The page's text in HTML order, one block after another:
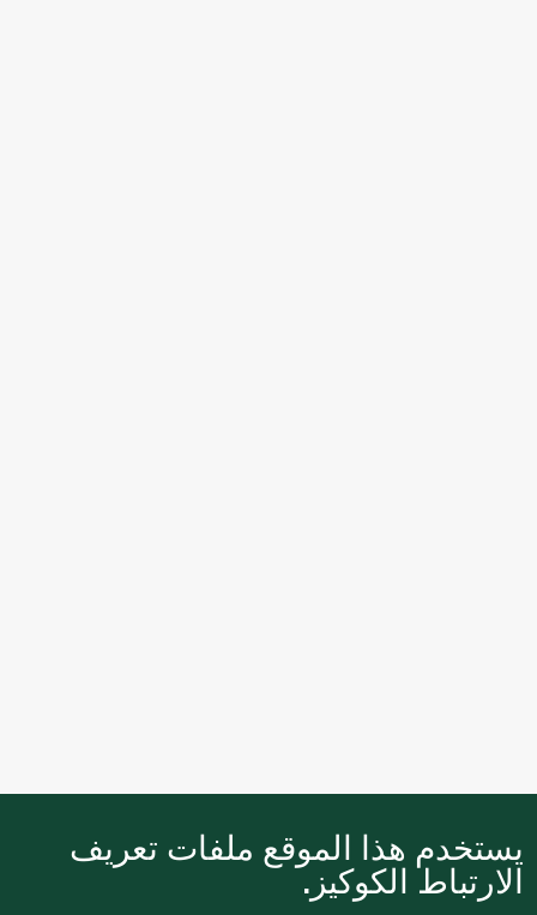
يستخدم هذا الموقع ملفات تعريف
الارتباط الكوكيز.